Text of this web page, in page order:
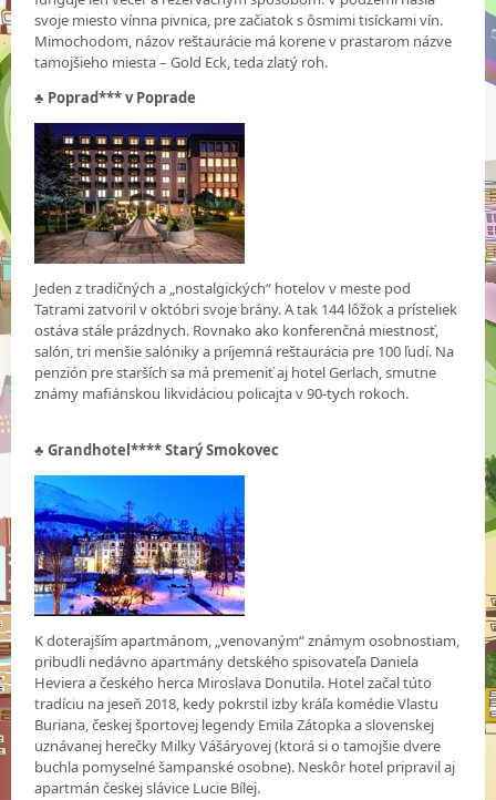
svoje miesto vínna pivnica, pre začiatok s ôsmimi tisíckami vín.
Mimochodom, názov reštaurácie má korene v prastarom názve
tamojšieho miesta – Gold Eck, teda zlatý roh.
♣ Poprad*** v Poprade
Jeden z tradičných a „nostalgických“ hotelov v meste pod
Tatrami zatvoril v októbri svoje brány. A tak 144 lôžok a prísteliek
ostáva stále prázdnych. Rovnako ako konferenčná miestnosť,
salón, tri menšie salóniky a príjemná reštaurácia pre 100 ľudí. Na
penzión pre starších sa má premeniť aj hotel Gerlach, smutne
známy mafiánskou likvidáciou policajta v 90-tych rokoch.
♣Grandhotel**** Starý Smokovec
K doterajším apartmánom, „venovaným“ známym osobnostiam,
pribudli nedávno apartmány detského spisovateľa Daniela
Heviera a českého herca Miroslava Donutila. Hotel začal túto
tradíciu na jeseň 2018, kedy pokrstil izby kráľa komédie Vlastu
Buriana, českej športovej legendy Emila Zátopka a slovenskej
uznávanej herečky Milky Vášáryovej (ktorá si o tamojšie dvere
buchla pomyselné šampanské osobne). Neskôr hotel pripravil aj
apartmán českej slávice Lucie Bílej.